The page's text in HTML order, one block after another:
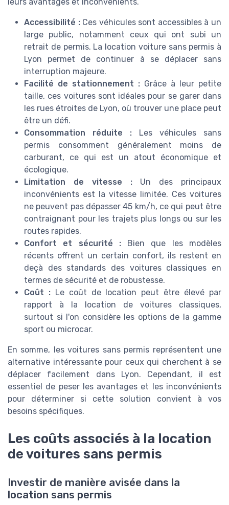
Accessibilité :Ces véhicules sont accessibles à un
large public, notamment ceux qui ont subi un
retrait de permis. La location voiture sans permis à
Lyon permet de continuer à se déplacer sans
interruption majeure.
Facilité de stationnement : Grâce à leur petite
taille, ces voitures sont idéales pour se garer dans
les rues étroites de Lyon, où trouver une place peut
être un défi.
Consommation réduite : Les véhicules sans
permis consomment généralement moins de
carburant, ce qui est un atout économique et
écologique.
Limitation de vitesse :Un des principaux
inconvénients est la vitesse limitée. Ces voitures
ne peuvent pas dépasser 45 km/h, ce qui peut être
contraignant pour les trajets plus longs ou sur les
routes rapides.
Confort et sécurité :Bien que les modèles
récents offrent un certain confort, ils restent en
deçà des standards des voitures classiques en
termes de sécurité et de robustesse.
Coût :Le coût de location peut être élevé par
rapport à la location de voitures classiques,
surtout si l'on considère les options de la gamme
sport ou microcar.
En somme, les voitures sans permis représentent une
alternative intéressante pour ceux qui cherchent à se
déplacer facilement dans Lyon. Cependant, il est
essentiel de peser les avantages et les inconvénients
pour déterminer si cette solution convient à vos
besoins spécifiques.
Les coûts associés à la location
de voitures sans permis
Investir de manière avisée dans la
location sans permis